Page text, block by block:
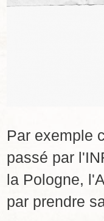
Par exemple
passé par
la Pologne,
par prendre